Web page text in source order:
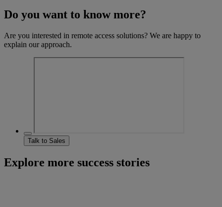
Do you want to know more?
Are you interested in remote access solutions? We are happy to
explain our approach.
Talk to Sales
Explore more success stories